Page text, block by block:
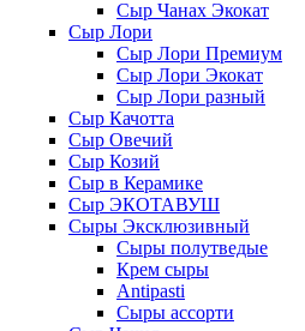
Сыр Чанах Экокат
Сыр Лори
Сыр Лори Премиум
Сыр Лори Экокат
Сыр Лори разный
Сыр Качотта
Сыр Овечий
Сыр Козий
Сыр в Керамике
Сыр ЭКОТАВУШ
Сыры Эксклюзивный
Сыры полутведые
Крем сыры
Antipasti
Сыры ассорти